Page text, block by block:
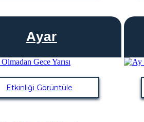
Ayar
Etkinliği Görüntüle